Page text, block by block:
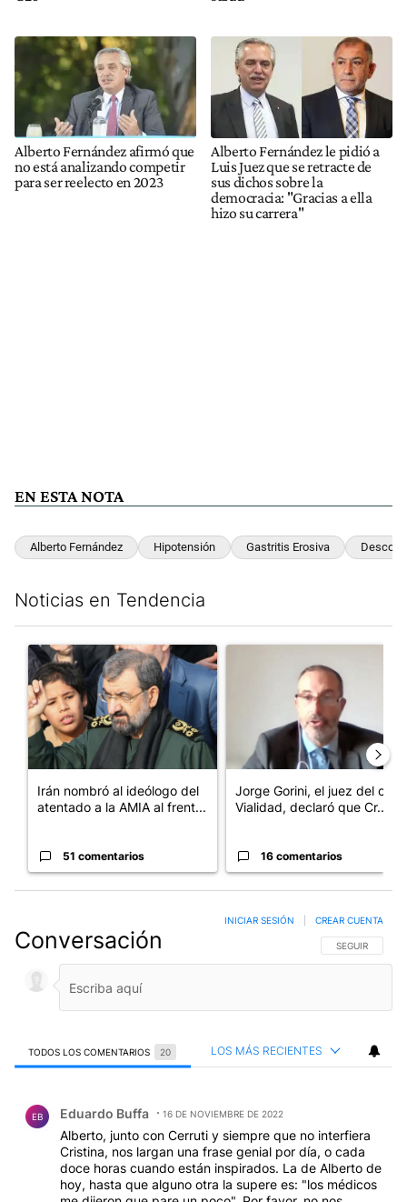
Alberto Fernández afirmó que
no está analizando competir
para ser reelecto en 2023
Alberto Fernández le pidió a
Luis Juez que se retracte de
sus dichos sobre la
democracia: "Gracias a ella
hizo su carrera"
EN ESTA NOTA
Alberto Fernández Hipotensión Gastritis Erosiva
Noticias en Tendencia
Un artículo de tendencia con el título "Irán nombró al ideólogo
Irán nombró al ideólogo del
atentado a la AMIA al frent...
51 comentarios
Jorge Gorini, el juez del caso
Vialidad, declaró que Cr...
16 comentarios
Conversación SIGA ESTA
SEGUIR
INICIAR SESIÓN CREAR CUENTA
TODOS LOS COMENTARIOS 20 LOS MÁS RECIENTES
EB Eduardo Buffa 16 DE NOVIEMBRE DE 2022
Alberto, junto con Cerruti y siempre que no interfiera
Cristina, nos largan una frase genial por día, o cada
doce horas cuando están inspirados. La de Alberto de
hoy, hasta que alguno otra la supere es: "los médicos